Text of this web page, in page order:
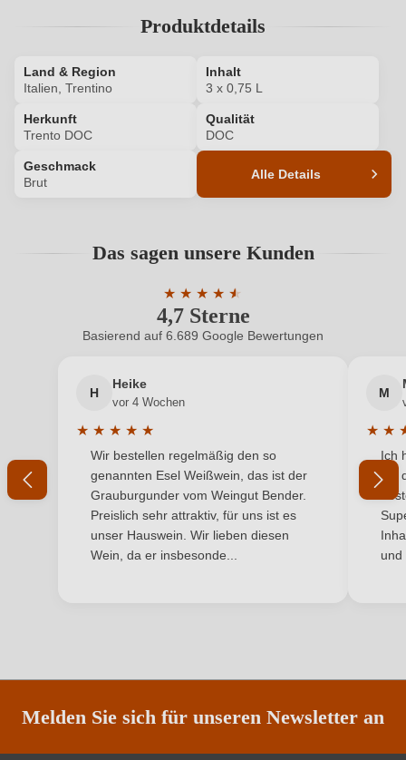
Ich habe mein Passwort vergessen
ANMELDEN
Produktdetails
Land & Region
Italien, Trentino
Inhalt
3 x 0,75 L
Herkunft
Trento DOC
Qualität
DOC
Geschmack
Brut
Alle Details
Enthält Sulfite
Flaschenverschluss Sekt/Champagnerkorken
Geographische Angabe
Geschmack Brut, Brut nature, Extra Brut
Hersteller Mas dei Chini
Maso dei Chini SSA, Via Bassano 3, 38121
Trento, Italien
Das sagen unsere Kunden
4,7 Sterne
★ ★ ★ ★ ★
★
Durchschnittliche Bewertung von 4.7
Basierend auf 6.689 Google Bewertungen
H
Heike
vor 4 Wochen
★ ★ ★ ★ ★
Durchschnittliche Bewertung von 5 von 5 Sternen
Wir bestellen regelmäßig den so
genannten Esel Weißwein, das ist der
Grauburgunder vom Weingut Bender.
Preislich sehr attraktiv, für uns ist es
unser Hauswein. Wir lieben diesen
Wein, da er insbesonde...
M
★ ★
Ich
mit
und
Melden Sie sich für unseren Newsletter an